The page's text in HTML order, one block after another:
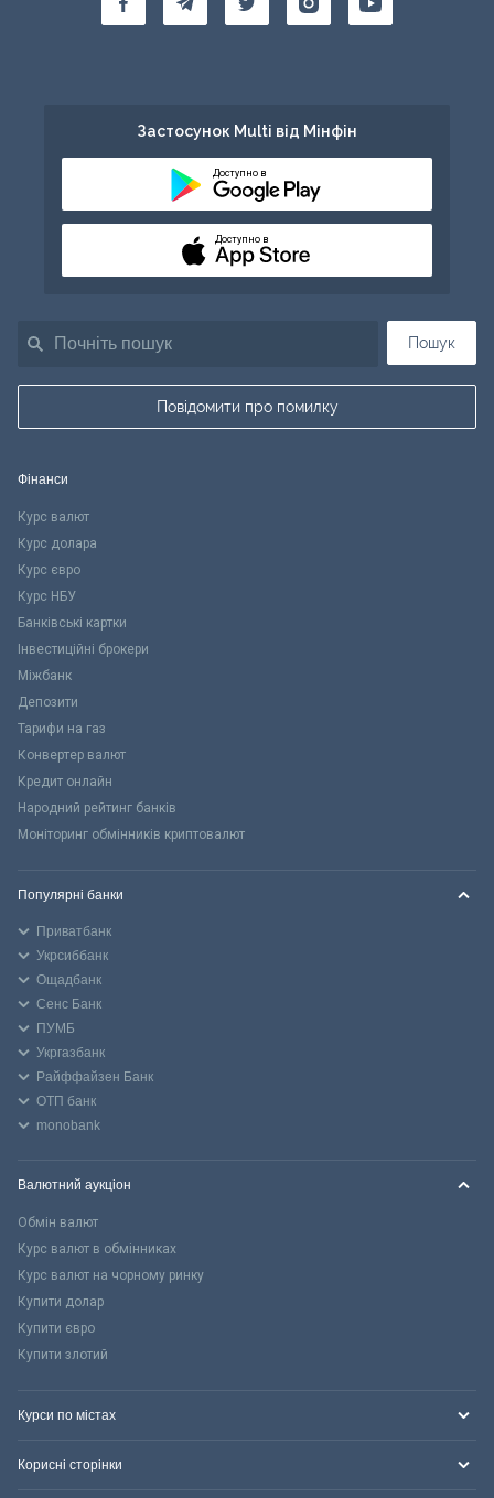
Пошук
Повідомити про помилку
Застосунок Multi від Мінфін
Доступно в
Доступно в
Фінанси
Курс валют
Курс долара
Курс євро
Курс НБУ
Банківські картки
Інвестиційні брокери
Міжбанк
Депозити
Тарифи на газ
Конвертер валют
Кредит онлайн
Народний рейтинг банків
Моніторинг обмінників криптовалют
Популярні банки
Приватбанк
Укрсиббанк
Ощадбанк
Сенс Банк
ПУМБ
Укргазбанк
Райффайзен Банк
ОТП банк
monobank
Валютний аукціон
Обмін валют
Курс валют в обмінниках
Курс валют на чорному ринку
Купити долар
Купити євро
Купити злотий
Курси по містах
Корисні сторінки